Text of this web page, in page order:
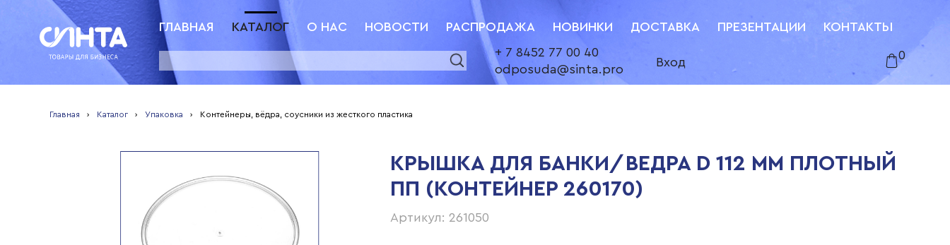
Наши новинки
только для подписчиков
ГЛАВНАЯ КАТАЛОГ О НАС НОВОСТИ РАСПРОДАЖА НОВИНКИ ДОСТАВКА ПРЕЗЕНТАЦИИ
КОНТАКТЫ
+ 7 8452 77 00 40
odposuda@sinta.pro
Вход
0
Главная › Каталог › Упаковка › Контейнеры, вёдра, соусники из жесткого пластика
КРЫШКА ДЛЯ БАНКИ/ВЕДРА D 112 ММ ПЛОТНЫЙ
ПП (КОНТЕЙНЕР 260170)
Артикул: 261050